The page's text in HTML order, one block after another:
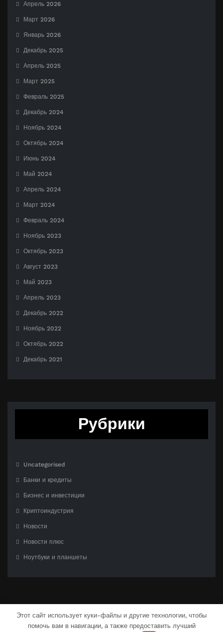
Апрель 2026
Март 2026
Январь 2026
Декабрь 2025
Апрель 2025
Март 2025
Февраль 2025
Декабрь 2024
Ноябрь 2024
Октябрь 2024
Июнь 2024
Май 2024
Апрель 2024
Март 2024
Февраль 2024
Ноябрь 2023
Октябрь 2023
Август 2023
Май 2023
Апрель 2023
Декабрь 2022
Ноябрь 2022
Октябрь 2022
Декабрь 2021
Рубрики
Uncategorised
Банки и кредиты
Бизнес и инвестиции
Криптоиндустрия
Новости
Новости плюс
Ноутбуки и планшеты
С гордостью созлано наWordPress| Тема:CloudPress Dark
Этот сайт использует куки-файлы и другие технологии, чтобы
помочь вам в навигации, а также предоставить лучший